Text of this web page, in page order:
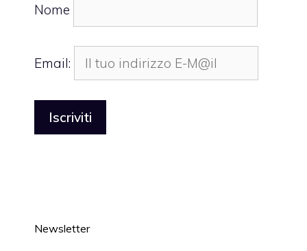
Nome
Email:
Newsletter